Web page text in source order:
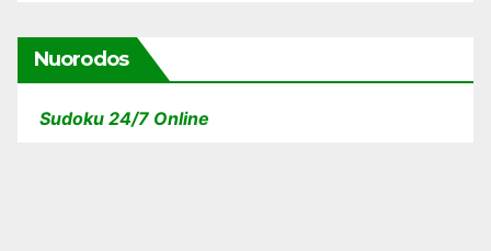
Nuorodos
Sudoku 24/7 Online